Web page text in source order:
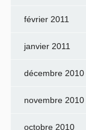
février 2011
janvier 2011
décembre 2010
novembre 2010
octobre 2010